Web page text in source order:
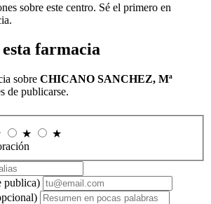
sobre este centro. Sé el primero en
farmacia
sobre CHICANO SANCHEZ, Mª
de publicarse.
★
★
publica)